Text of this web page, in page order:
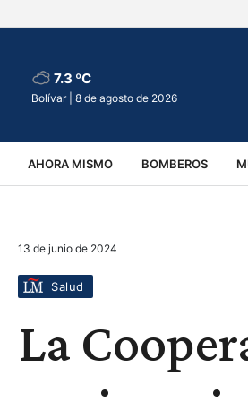
7.3 ºC
Bolívar | 8 de agosto de 2026
AHORA MISMO BOMBEROS
VIRALES ACCIDENTES
13 de junio de 2024
Salud
La